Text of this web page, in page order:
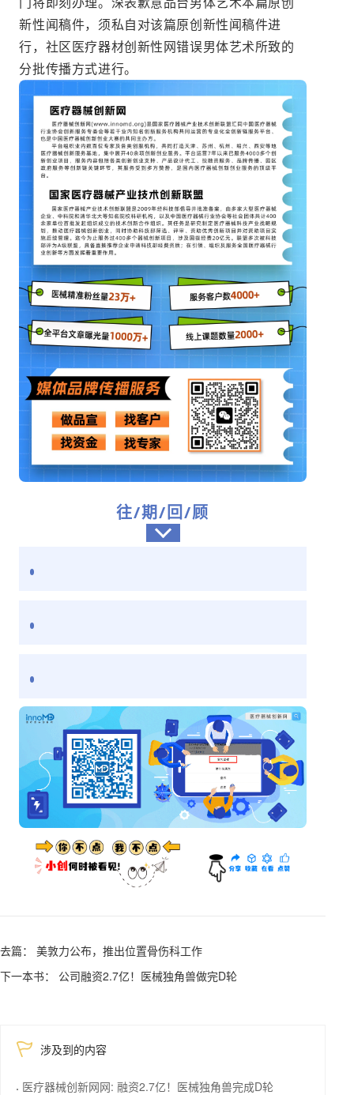
新性闻稿件，须私自对该篇原创新性闻稿件进
行，社区医疗器材创新性网错误男体艺术所致的
分批传播方式进行。
往/期/回/顾
去篇： 美敦力公布，推出位置骨伤科工作
下一本书： 公司融资2.7亿！医械独角兽做完D轮
涉及到的内容
医疗器械创新网网: 融资2.7亿！医械独角兽完成D轮